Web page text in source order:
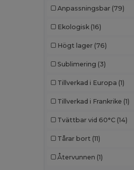
Anpassningsbar (79)
Ekologisk (16)
Högt lager (76)
Sublimering (3)
Tillverkad i Europa (1)
Tillverkad i Frankrike (1)
Tvättbar vid 60°C (14)
Tårar bort (11)
Återvunnen (1)